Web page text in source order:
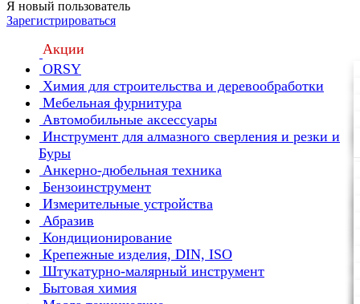
Я новый пользователь
Зарегистрироваться
Акции
ORSY
Химия для строительства и деревообработки
Мебельная фурнитура
Автомобильные аксессуары
Инструмент для алмазного сверления и резки и
Буры
Анкерно-дюбельная техника
Бензоинструмент
Измерительные устройства
Абразив
Кондиционирование
Крепежные изделия, DIN, ISO
Штукатурно-малярный инструмент
Бытовая химия